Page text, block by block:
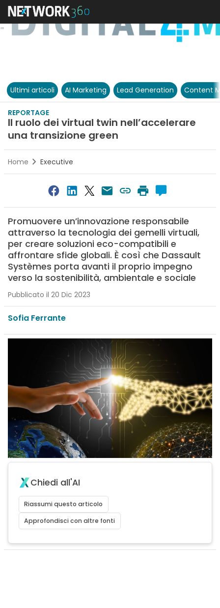
Ultimi articoli AI Marketing Lead Generation Content
REPORTAGE
Il ruolo dei virtual twin nell’accelerare
una transizione green
Home Executive
Promuovere un’innovazione responsabile
attraverso la tecnologia dei gemelli virtuali,
per creare soluzioni eco-compatibili e
affrontare sfide globali. È così che Dassault
Systèmes porta avanti il proprio impegno
verso la sostenibilità, ambientale e sociale
Pubblicato il 20 Dic 2023
Sofia Ferrante
Chiedi all'AI
Riassumi questo articolo
Approfondisci con altre fonti